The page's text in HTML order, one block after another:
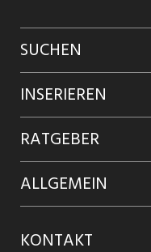
SUCHEN
Jobs suchen
Jobabo
Firmen entdecken
Jobs in Graubünden
Jobs in St. Gallen
INSERIEREN
Kundenlogin
Inserieren
Produkte
RATGEBER
Glossar
ALLGEMEIN
KONTAKT